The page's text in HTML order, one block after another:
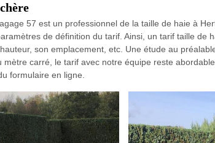
57 est un professionnel de la taille de haie à
de définition du tarif. Ainsi, un tarif taille de
son emplacement, etc. Une étude au
mètre carré, le tarif avec notre équipe reste
formulaire en ligne.